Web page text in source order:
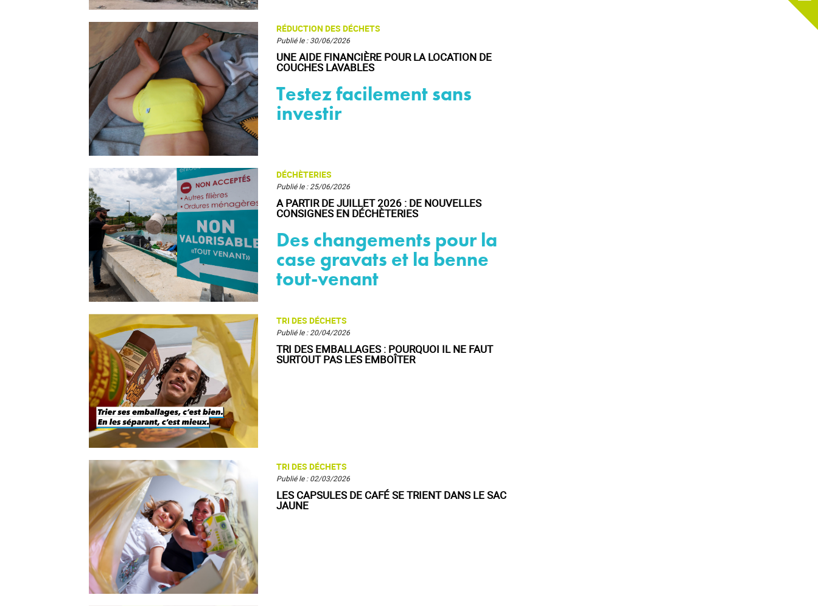
RÉDUCTION DES DÉCHETS
Publié le : 30/06/2026
UNE AIDE FINANCIÈRE POUR LA LOCATION DE
COUCHES LAVABLES
Testez facilement sans
investir
DÉCHÈTERIES
Publié le : 25/06/2026
A PARTIR DE JUILLET 2026 : DE NOUVELLES
CONSIGNES EN DÉCHÈTERIES
Des changements pour la
case gravats et la benne
tout-venant
TRI DES DÉCHETS
Publié le : 20/04/2026
TRI DES EMBALLAGES : POURQUOI IL NE FAUT
SURTOUT PAS LES EMBOÎTER
TRI DES DÉCHETS
Publié le : 02/03/2026
LES CAPSULES DE CAFÉ SE TRIENT DANS LE SAC
JAUNE